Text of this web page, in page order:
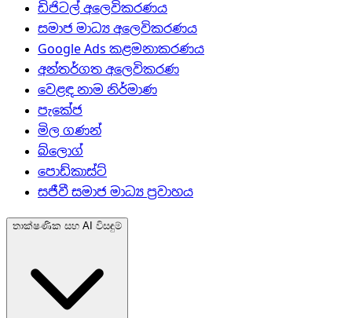
ඩිජිටල් අලෙවිකරණය
සමාජ මාධ්‍ය අලෙවිකරණය
Google Ads කළමනාකරණය
අන්තර්ගත අලෙවිකරණ
වෙළඳ නාම නිර්මාණ
පැකේජ
මිල ගණන්
බ්ලොග්
පොඩ්කාස්ට්
සජීවී සමාජ මාධ්‍ය ප්‍රවාහය
තාක්ෂණික සහ AI විසඳුම්